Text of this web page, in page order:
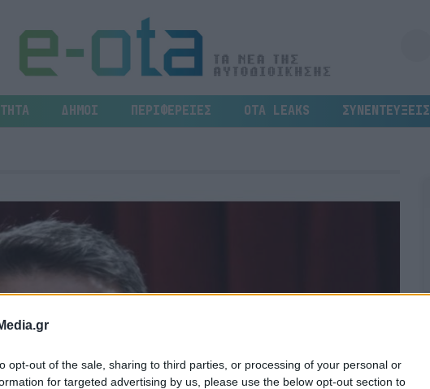
opt-out of the sale, sharing to third parties, or processing of your personal or
for targeted advertising by us, please use the below opt-out section to
ΔΗΜΟΙ ΠΕΡΙΦΕΡΕΙΕΣ OTA LEAKS ΣΥΝΕΝΤΕΥΞΕΙΣ